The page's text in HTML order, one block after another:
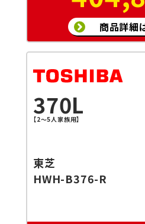
商品詳細
370L
【2～5人家族用】
東芝
HWH-B376-R